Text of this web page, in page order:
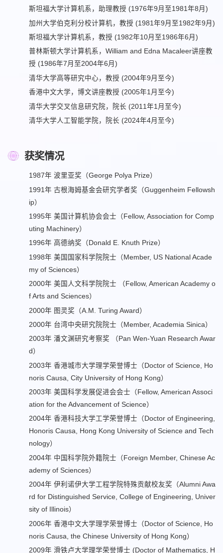
斯坦福大学计算机系，助理教授 (1976年9月至1981年8月)
加州大学伯克利分校计算机，教授 (1981年9月至1982年9月)
斯坦福大学计算机系，教授 (1982年10月至1986年6月)
普林斯顿大学计算机系，William and Edna Macaleer讲座教
授 (1986年7月至2004年6月)
清华大学高等研究中心，教授 (2004年9月至今)
香港中文大学，博文讲座教授 (2005年1月至今)
清华大学交叉信息研究院，院长 (2011年1月至今)
清华大学人工智能学院，院长 (2024年4月至今)
获奖情况
1987年 波里亚奖（George Polya Prize）
1991年 古根海姆基金会研究学者奖（Guggenheim Fellowsh
ip）
1995年 美国计算机协会会士（Fellow, Association for Comp
uting Machinery）
1996年 高德纳奖（Donald E. Knuth Prize）
1998年 美国国家科学院院士（Member, US National Acade
my of Sciences）
2000年 美国人文科学院院士 （Fellow, American Academy o
f Arts and Sciences）
2000年 图灵奖（A.M. Turing Award）
2000年 台湾中央研究院院士（Member, Academia Sinica）
2003年 潘文渊研究考察奖 （Pan Wen-Yuan Research Awar
d）
2003年 香港城市大学理学荣誉博士（Doctor of Science, Ho
noris Causa, City University of Hong Kong）
2003年 美国科学发展促进会会士（Fellow, American Associ
ation for the Advancement of Science）
2004年 香港科技大学工学荣誉博士（Doctor of Engineering,
Honoris Causa, Hong Kong University of Science and Tech
nology）
2004年 中国科学院外籍院士（Foreign Member, Chinese Ac
ademy of Sciences）
2004年 伊利诺伊大学工程学院特殊贡献校友奖（Alumni Awa
rd for Distinguished Service, College of Engineering, Univer
sity of Illinois）
2006年 香港中文大学理学荣誉博士（Doctor of Science, Ho
noris Causa, the Chinese University of Hong Kong）
2009年 滑铁卢大学理学荣誉博士 (Doctor of Mathematics, H